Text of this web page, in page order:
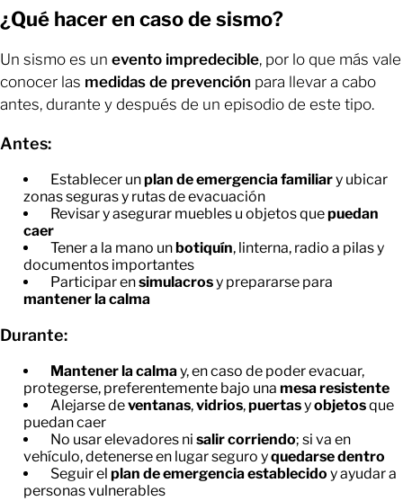
¿Qué hacer en caso de sismo?
Un sismo es un evento impredecible, por lo que más vale
conocer las medidas de prevención para llevar a cabo
antes, durante y después de un episodio de este tipo.
Antes:
Establecer unplan de emergencia familiary ubicar
zonas seguras y rutas de evacuación
Revisar y asegurar muebles u objetos quepuedan
caer
Tener a la mano unbotiquín, linterna, radio a pilas y
documentos importantes
Participar ensimulacrosy prepararse para
mantener la calma
Durante:
Mantener la calmay, en caso de poder evacuar,
protegerse, preferentemente bajo una mesa resistente
Alejarse deventanas,vidrios,puertasyobjetosque
puedan caer
No usar elevadores ni salir corriendo; si va en
vehículo, detenerse en lugar seguro yquedarse dentro
Seguir el plan de emergencia establecido y ayudar a
personas vulnerables